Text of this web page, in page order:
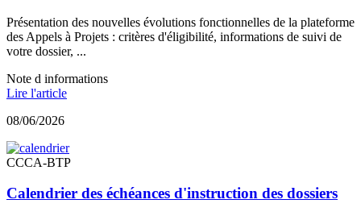
Présentation des nouvelles évolutions fonctionnelles de la plateforme
des Appels à Projets : critères d'éligibilité, informations de suivi de
votre dossier, ...
Note d informations
Lire l'article
08/06/2026
CCCA-BTP
Calendrier des échéances d'instruction des dossiers